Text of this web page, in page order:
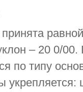
– 20 0/00.
по типу